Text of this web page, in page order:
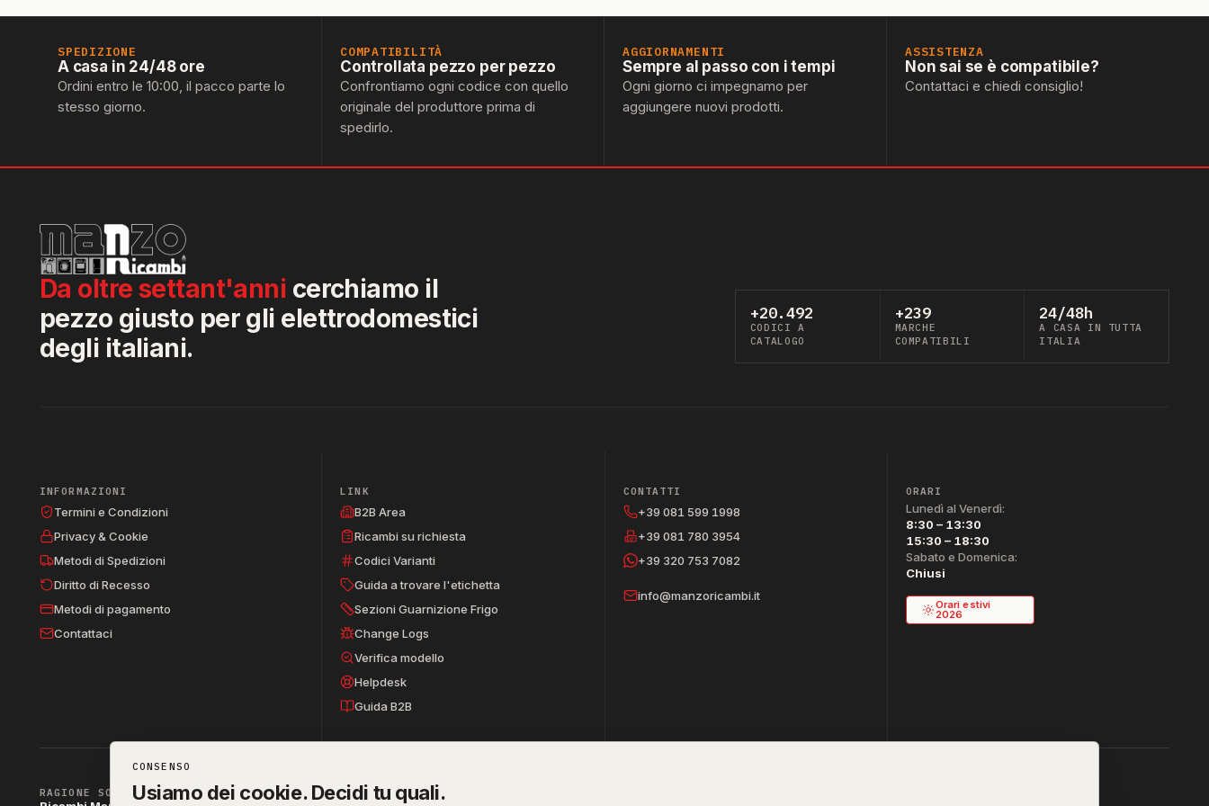
SPEDIZIONE
A casa in 24/48 ore
Ordini entro le 10:00, il pacco parte lo
stesso giorno.
COMPATIBILITÀ
Controllata pezzo per pezzo
Confrontiamo ogni codice con quello
originale del produttore prima di
spedirlo.
AGGIORNAMENTI
Sempre al passo con i tempi
Ogni giorno ci impegnamo per
aggiungere nuovi prodotti.
ASSISTENZA
Non sai se è compatibile?
Contattaci e chiedi consiglio!
Da oltre settant'anni cerchiamo il
pezzo giusto per gli elettrodomestici
degli italiani.
+20.492
CODICI A
CATALOGO
+239
MARCHE
COMPATIBILI
24/48h
A CASA IN TUTTA
ITALIA
INFORMAZIONI
Termini e Condizioni
Privacy & Cookie
Metodi di Spedizioni
Diritto di Recesso
Metodi di pagamento
Contattaci
LINK
B2B Area
Ricambi su richiesta
Codici Varianti
Guida a trovare l'etichetta
Sezioni Guarnizione Frigo
Change Logs
Verifica modello
Helpdesk
Guida B2B
CONTATTI
+39 081 599 1998
+39 081 780 3954
+39 320 753 7082
info@manzoricambi.it
ORARI
Lunedì al Venerdì:
8:30 – 13:30
15:30 – 18:30
Sabato e Domenica:
Chiusi
Orari estivi
2026
RAGIONE SOCIALE
CONSENSO
Usiamo dei cookie. Decidi tu quali.